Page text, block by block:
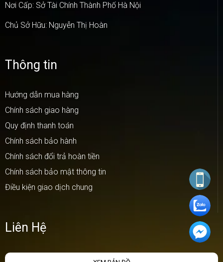
Nơi Cấp: Sở Tài Chính Thành Phố Hà Nội
Chủ Sở Hữu: Nguyễn Thị Hoàn
Thông tin
Hướng dẫn mua hàng
Chính sách giao hàng
Quy định thanh toán
Chính sách bảo hành
Chính sách đổi trả hoàn tiền
Chính sách bảo mật thông tin
Điều kiện giao dịch chung
Liên Hệ